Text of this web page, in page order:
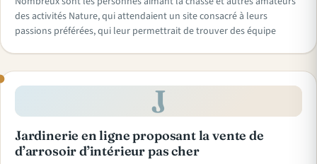
des activités Nature, qui attendaient un site consacré à leurs
passions préférées, qui leur permettrait de trouver des équipe
J
Jardinerie en ligne proposant la vente de
d’arrosoir d’intérieur pas cher